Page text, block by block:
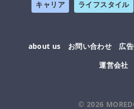
キャリア ライフスタイル
about us お問い合わせ 広
運営会社
© 2026